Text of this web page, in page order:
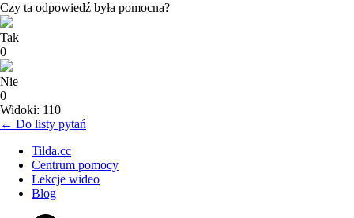
Czy ta odpowiedź była pomocna?
Tak
0
Nie
0
Widoki: 110
← Do listy pytań
Tilda.cc
Centrum pomocy
Lekcje wideo
Blog